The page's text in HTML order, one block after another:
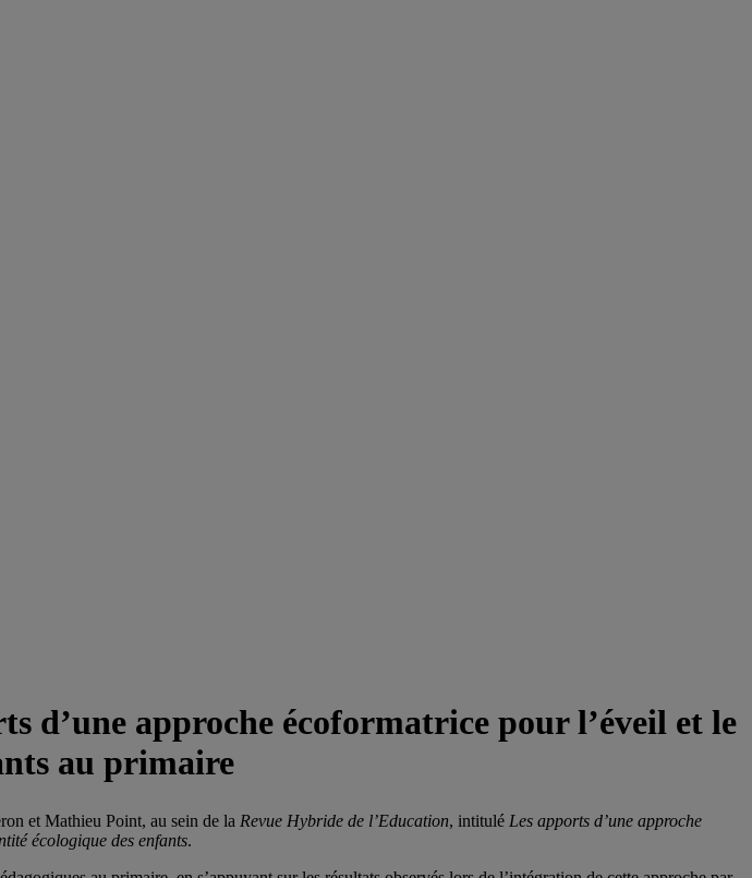
d’une approche écoformatrice pour l’éveil et le
au primaire
et Mathieu Point, au sein de la Revue Hybride de l’Education, intitulé Les apports d’une approche
écologique des enfants.